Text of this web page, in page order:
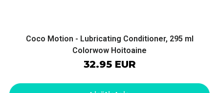
Coco Motion - Lubricating Conditioner, 295 ml
Colorwow Hoitoaine
32.95 EUR